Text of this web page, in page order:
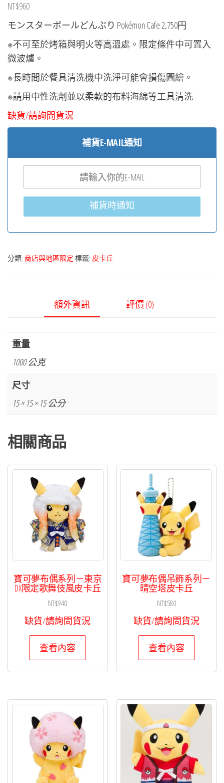
NT$960
モンスターボールどんぶり Pokémon Cafe 2,750円
※不可至於烤箱與明火等高溫處。限定條件中可置入
微波爐。
※長時間於餐具清洗機中洗淨可能會損傷圖繪。
※請用中性洗劑並以柔軟的布料海綿等工具清洗
缺貨/請詢問貨況
補貨E-MAIL通知
補貨時通知
分類: 商店與地區限定 標籤: 皮卡丘
額外資訊 評價 (0)
重量
1000 公克
尺寸
15 × 15 × 15 公分
相關商品
寶可夢布偶系列－東京
DX限定歌舞伎風皮卡丘
NT$940
缺貨/請詢問貨況
查看內容
寶可夢布偶吊飾系列－
晴空塔皮卡丘
NT$580
缺貨/請詢問貨況
查看內容